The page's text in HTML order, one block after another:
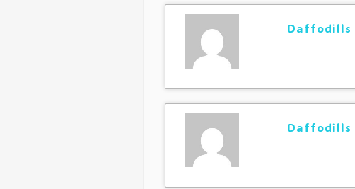
Daffodills
Daffodills